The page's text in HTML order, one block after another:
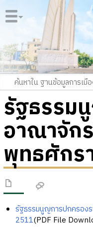
รัฐธรรม
อาณาจัก
พุทธศักร
รัฐธรรมนูญการปกครอง
2511(PDF File